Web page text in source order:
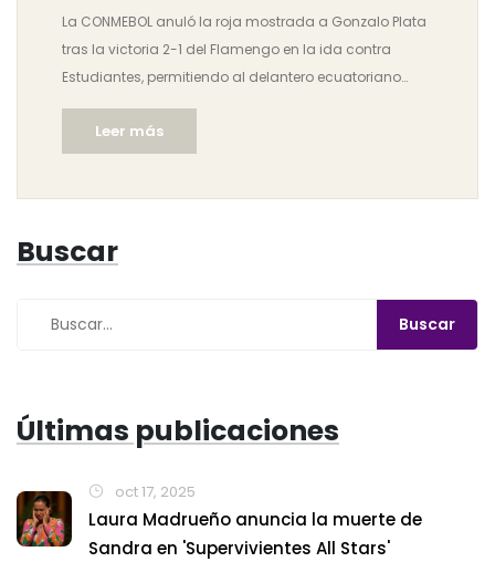
La CONMEBOL anuló la roja mostrada a Gonzalo Plata
tras la victoria 2-1 del Flamengo en la ida contra
Estudiantes, permitiendo al delantero ecuatoriano
jugar la vuelta. La medida llegó después de la
agresiva apelación del club brasileño. El caso generó
polémica por la actuación del árbitro y la tensión entre
Flamengo.
Leer más
Buscar
Últimas publicaciones
oct 17, 2025
Laura Madrueño anuncia la muerte de
Sandra en 'Supervivientes All Stars'